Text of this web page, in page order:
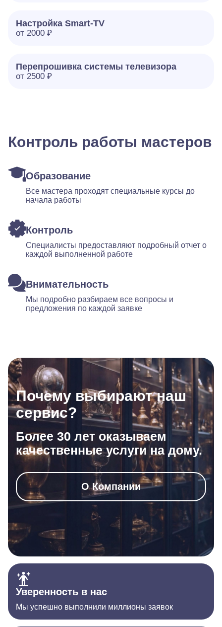
Настройка Smart-TV
от 2000 ₽
Перепрошивка системы телевизора
от 2500 ₽
Контроль работы мастеров
Образование
Все мастера проходят специальные курсы до
начала работы
Контроль
Специалисты предоставляют подробный отчет о
каждой выполненной работе
Внимательность
Мы подробно разбираем все вопросы и
предложения по каждой заявке
Почему выбирают наш
сервис?
Более 30 лет оказываем
качественные услуги на дому.
О Компании
Уверенность в нас
Мы успешно выполнили миллионы заявок